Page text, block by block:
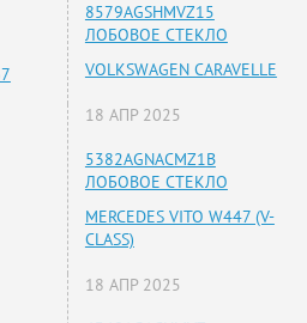
8579AGSHMVZ15
ЛОБОВОЕ СТЕКЛО
VOLKSWAGEN CARAVELLE
18 АПР 2025
5382AGNACMZ1B
ЛОБОВОЕ СТЕКЛО
MERCEDES VITO W447 (V-
CLASS)
18 АПР 2025